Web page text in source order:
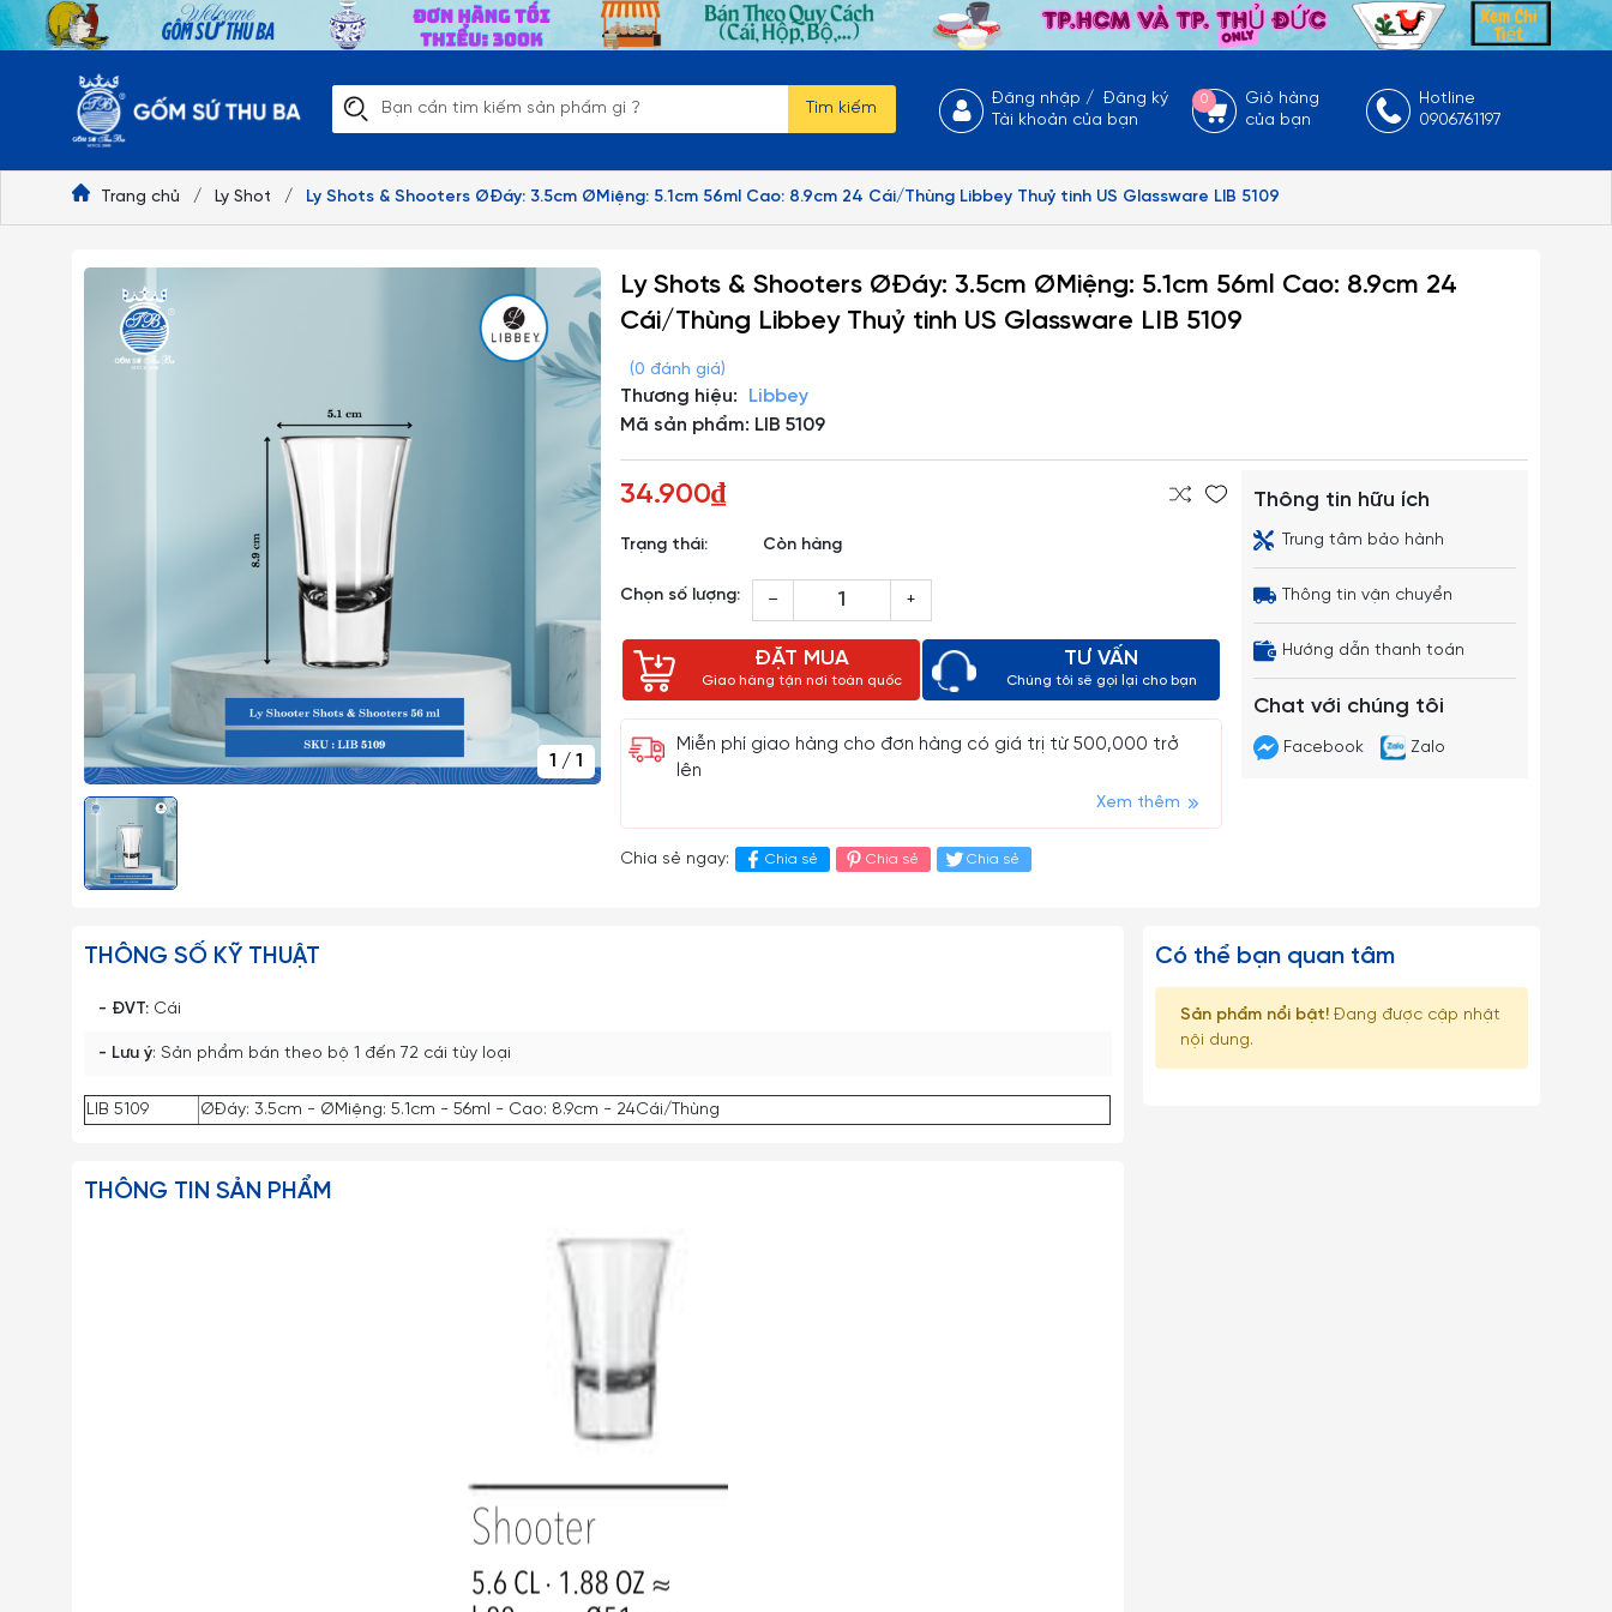
Tìm kiếm
Đăng nhập /Đăng ký
Tài khoản của bạn
0
Giỏ hàng
của bạn
Hotline
0906761197
Trang chủ / Ly Shot / Ly Shots & Shooters ØĐáy: 3.5cm ØMiệng: 5.1cm 56ml Cao: 8.9cm 24 Cái/Thùng Libbey Thuỷ tinh US Glassware LIB 5109
1 /1
Ly Shots & Shooters ØĐáy: 3.5cm ØMiệng: 5.1cm 56ml Cao: 8.9cm 24
Cái/Thùng Libbey Thuỷ tinh US Glassware LIB 5109
(0 đánh giá)
Thương hiệu:
Libbey
Mã sản phẩm: LIB 5109
34.900₫
Trạng thái: Còn hàng
Chọn số lượng: – +
ĐẶT MUA
Giao hàng tận nơi toàn quốc
TƯ VẤN
Chúng tôi sẽ gọi lại cho bạn
Miễn phí giao hàng cho đơn hàng có giá trị từ 500,000 trở
lên
Xem thêm
Chia sẻ ngay: Chia sẻ Chia sẻ Chia sẻ
Thông tin hữu ích
Trung tâm bảo hành
Thông tin vận chuyển
Hướng dẫn thanh toán
Chat với chúng tôi
Facebook Zalo
THÔNG SỐ KỸ THUẬT
- ĐVT: Cái
- Lưu ý: Sản phẩm bán theo bộ 1 đến 72 cái tùy loại
LIB 5109 ØĐáy: 3.5cm - ØMiệng: 5.1cm - 56ml - Cao: 8.9cm - 24Cái/Thùng
THÔNG TIN SẢN PHẨM
Có thể bạn quan tâm
Sản phẩm nổi bật!Đang được cập nhật
nội dung.